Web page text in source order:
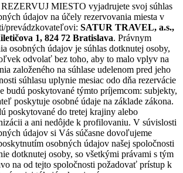
MIESTO vyjadrujete svoj súhlas
údajov na účely rezervovania miesta v
prevádzkovateľovi: SATUR TRAVEL, a.s.,
1, 824 72 Bratislava. Právnym
osobných údajov je súhlas dotknutej osoby,
odvolať bez toho, aby to malo vplyv na
založeného na súhlase udelenom pred jeho
súhlasu uplynie mesiac odo dňa rezervácie
budú poskytované týmto príjemcom: subjekty,
poskytuje osobné údaje na základe zákona.
poskytované do tretej krajiny alebo
a ani nedôjde k profilovaniu. V súvislosti
údajov si Vás súčasne dovoľujeme
osobných údajov našej spoločnosti
dotknutej osoby, so všetkými právami s tým
na od tejto spoločnosti požadovať prístup k